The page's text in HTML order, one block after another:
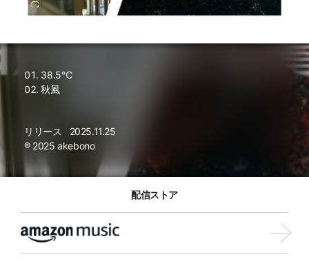
38.5℃
秋風
リリース
2025.11.25
℗ 2025 akebono
配信ストア